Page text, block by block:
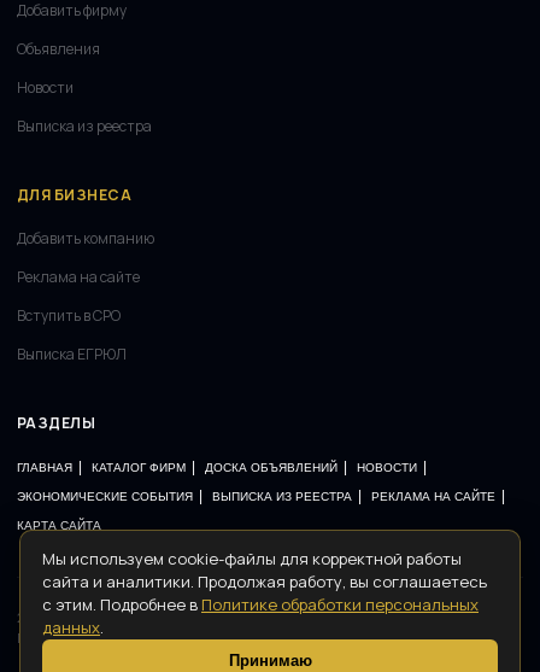
Добавить фирму
Объявления
Новости
Выписка из реестра
ДЛЯ БИЗНЕСА
Добавить компанию
Реклама на сайте
Вступить в СРО
Выписка ЕГРЮЛ
РАЗДЕЛЫ
ГЛАВНАЯ | КАТАЛОГ ФИРМ | ДОСКА ОБЪЯВЛЕНИЙ | НОВОСТИ |
ЭКОНОМИЧЕСКИЕ СОБЫТИЯ | ВЫПИСКА ИЗ РЕЕСТРА | РЕКЛАМА НА САЙТЕ |
КАРТА САЙТА
2008–2026 © РЕГИСТРАТОР
· Все права защищены
Политика конфиденциальностиДоговор-офертаКонтактыКарта сайта
Мы используем cookie-файлы для корректной работы
сайта и аналитики. Продолжая работу, вы соглашаетесь
с этим. Подробнее в Политике обработки персональных
данных.
Принимаю